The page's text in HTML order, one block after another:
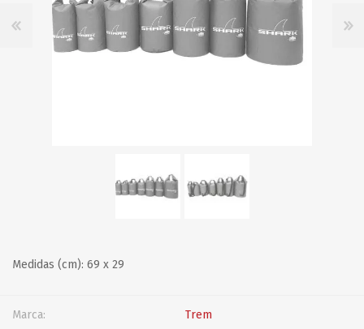
Medidas (cm): 69 x 29
Marca: Trem